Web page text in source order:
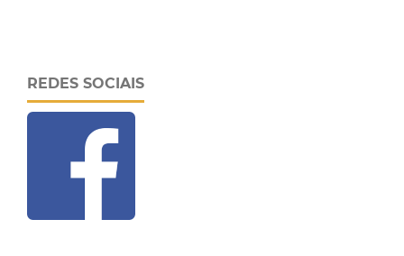
REDES SOCIAIS